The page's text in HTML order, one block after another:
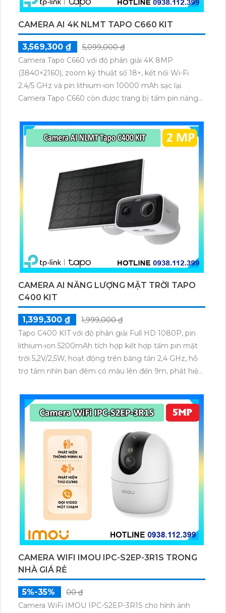
CAMERA AI 4K NLMT TAPO C660 KIT
3,569,300 ₫
5,099,000 ₫
Camera Tapo C660 với độ phân giải 4K 8MP
(3840×2160), zoom kỹ thuật số 18×, kết nối Wi-Fi
2.4/5 GHz và pin lithium-ion 10000 mAh sạc lại.
Camera Tapo C660 còn được trang bị tấm pin năng
thú cưng, phương tiện, lưu trữ thẻ microSD tối đa 512
GB.
CAMERA AI NĂNG LƯỢNG MẶT TRỜI TAPO
C400 KIT
1,399,300 ₫
1,999,000 ₫
Tapo C400 KIT với độ phân giải Full HD 1080P, pin
lithium-ion 5200mAh tích hợp kết hợp tấm pin mặt
trời 5,2V/2,5W, hoạt động trên băng tần 2,4 GHz, hỗ
trợ tầm nhìn ban đêm có màu lên đến 9m, phát hiện
dữ liệu qua thẻ microSD lên đến 512GB.
CAMERA WIFI IMOU IPC-S2EP-3R1S TRONG
NHÀ GIÁ RẺ
5%-35%
00 ₫
Camera WiFi IMOU IPC-S2EP-3R1S cho hình ảnh